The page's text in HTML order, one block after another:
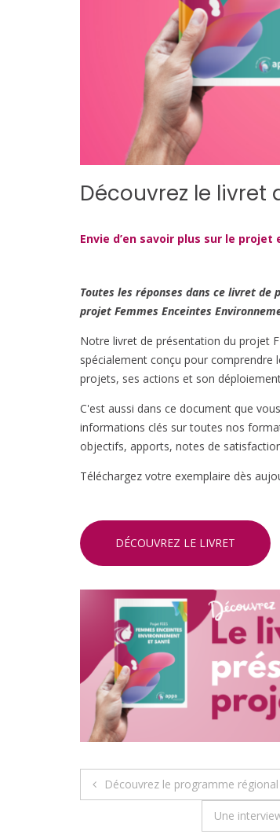
Découvrez le livret
Envie d’en savoir plus sur le projet
Toutes les réponses dans ce livret de
projet Femmes Enceintes
Notre livret de présentation du projet
spécialement conçu pour comprendre
projets, ses actions et son
C'est aussi dans ce document que
informations clés sur toutes nos
objectifs, apports, notes de
Téléchargez votre exemplaire dès
DÉCOUVREZ LE LIVRET
Navigation
Découvrez le programme régional
Une